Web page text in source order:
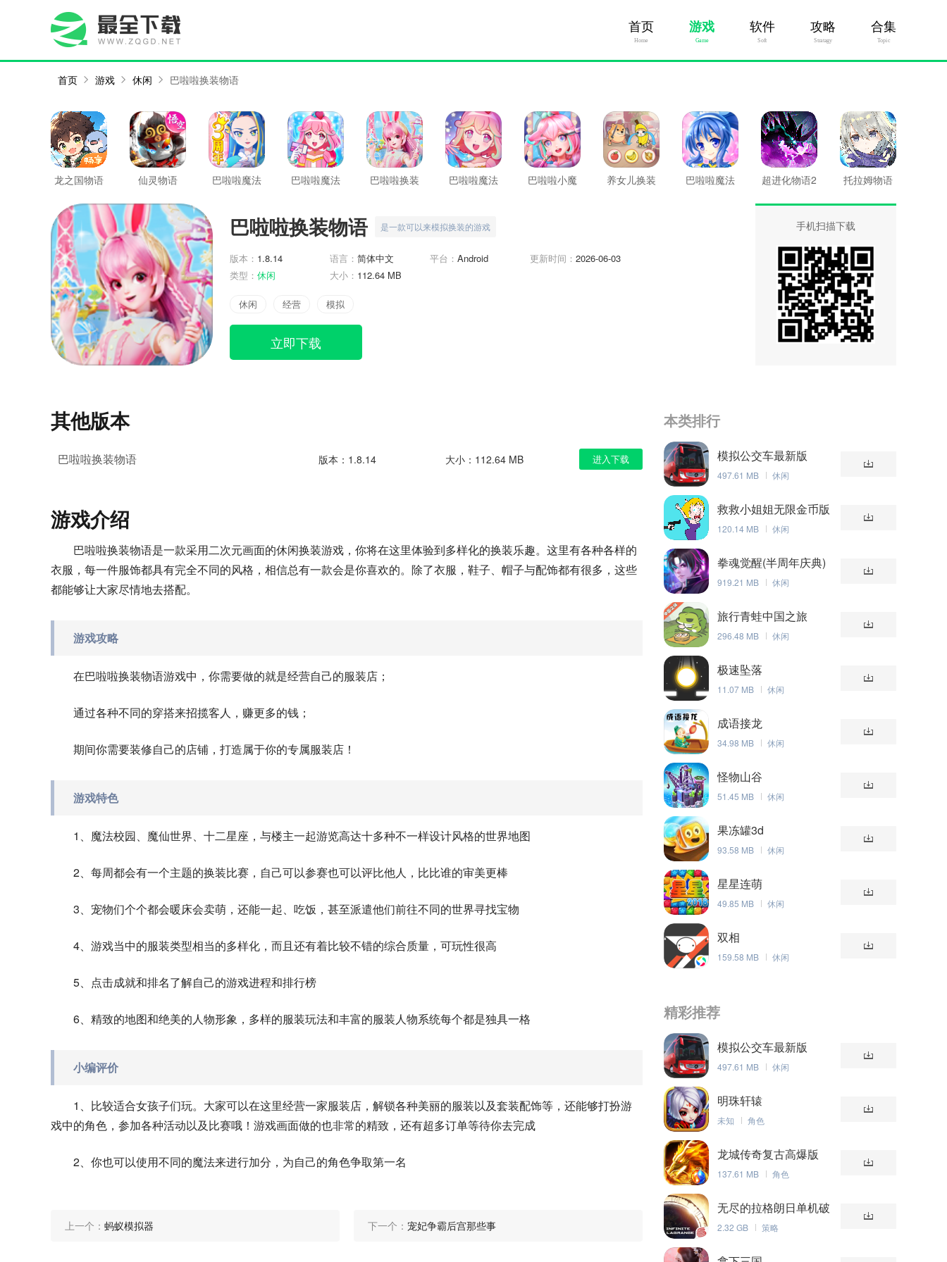
首页
Home
游戏
Game
软件
Soft
攻略
Stratagy
合集
Topic
首页 游戏 休闲 巴啦啦换装物语
龙之国物语 仙灵物语
巴啦啦魔法
巴啦啦魔法
巴啦啦换装
巴啦啦魔法
巴啦啦小魔
养女儿换装
巴啦啦魔法
超进化物语2 托拉姆物语
手机扫描下载
巴啦啦换装物语 是一款可以来模拟换装的游戏
版本： 1.8.14 语言： 简体中文 平台： Android 更新时间： 2026-06-03
类型： 休闲 大小： 112.64 MB
休闲 经营 模拟
立即下载
其他版本
巴啦啦换装物语 版本：1.8.14 大小：112.64 MB 进入下载
游戏介绍
巴啦啦换装物语是一款采用二次元画面的休闲换装游戏，你将在这里体验到多样化的换装乐趣。这里有各种各样的
衣服，每一件服饰都具有完全不同的风格，相信总有一款会是你喜欢的。除了衣服，鞋子、帽子与配饰都有很多，这些
都能够让大家尽情地去搭配。
游戏攻略
在巴啦啦换装物语游戏中，你需要做的就是经营自己的服装店；
通过各种不同的穿搭来招揽客人，赚更多的钱；
期间你需要装修自己的店铺，打造属于你的专属服装店！
游戏特色
1、魔法校园、魔仙世界、十二星座，与楼主一起游览高达十多种不一样设计风格的世界地图
2、每周都会有一个主题的换装比赛，自己可以参赛也可以评比他人，比比谁的审美更棒
3、宠物们个个都会暖床会卖萌，还能一起、吃饭，甚至派遣他们前往不同的世界寻找宝物
4、游戏当中的服装类型相当的多样化，而且还有着比较不错的综合质量，可玩性很高
5、点击成就和排名了解自己的游戏进程和排行榜
6、精致的地图和绝美的人物形象，多样的服装玩法和丰富的服装人物系统每个都是独具一格
小编评价
1、比较适合女孩子们玩。大家可以在这里经营一家服装店，解锁各种美丽的服装以及套装配饰等，还能够打扮游
戏中的角色，参加各种活动以及比赛哦！游戏画面做的也非常的精致，还有超多订单等待你去完成
2、你也可以使用不同的魔法来进行加分，为自己的角色争取第一名
上一个： 蚂蚁模拟器 下一个： 宠妃争霸后宫那些事
本类排行
模拟公交车最新版
497.61 MB 休闲
救救小姐姐无限金币版
120.14 MB 休闲
拳魂觉醒(半周年庆典)
919.21 MB 休闲
旅行青蛙中国之旅
296.48 MB 休闲
极速坠落
11.07 MB 休闲
成语接龙
34.98 MB 休闲
怪物山谷
51.45 MB 休闲
果冻罐3d
93.58 MB 休闲
星星连萌
49.85 MB 休闲
双相
159.58 MB 休闲
精彩推荐
模拟公交车最新版
497.61 MB 休闲
明珠轩辕
未知 角色
龙城传奇复古高爆版
137.61 MB 角色
无尽的拉格朗日单机破
解版
2.32 GB 策略